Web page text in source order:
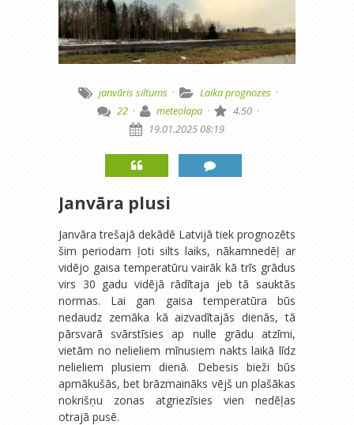
janvāris siltums · Laika prognozes ·
22 · meteolapa · 4.50 ·
19.01.2025 08:19
Janvāra plusi
Janvāra trešajā dekādē Latvijā tiek prognozēts
šim periodam ļoti silts laiks, nākamnedēļ ar
vidējo gaisa temperatūru vairāk kā trīs grādus
virs 30 gadu vidējā rādītaja jeb tā sauktās
normas. Lai gan gaisa temperatūra būs
nedaudz zemāka kā aizvadītajās dienās, tā
pārsvarā svārstīsies ap nulle grādu atzīmi,
vietām no nelieliem mīnusiem nakts laikā līdz
nelieliem plusiem dienā. Debesis bieži būs
apmākušās, bet brāzmaināks vējš un plašākas
nokrišņu zonas atgriezīsies vien nedēļas
otrajā pusē.